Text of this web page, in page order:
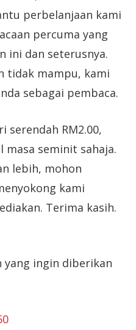
perbelanjaan kami
percuma yang
ini dan seterusnya.
tidak mampu, kami
sebagai pembaca.
serendah RM2.00,
masa seminit sahaja.
lebih, mohon
kami
Terima kasih.
yang ingin diberikan